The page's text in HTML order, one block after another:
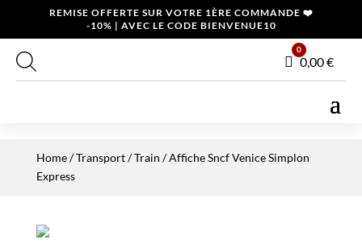
REMISE OFFERTE SUR VOTRE 1ÈRE COMMANDE ❤️
-10% | AVEC LE CODE BIENVENUE10
Panier
0
0,00€
Home/Transport/Train / Affiche Sncf Venice Simplon
Express